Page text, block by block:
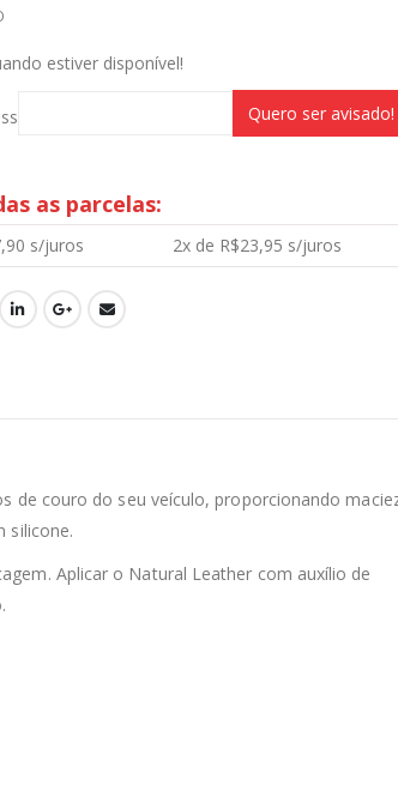
estiver disponível!
as parcelas:
s/juros 2x de R$23,95 s/juros
de couro do seu veículo, proporcionando
silicone.
Aplicar o Natural Leather com auxílio de
0out of 5
R$259,90